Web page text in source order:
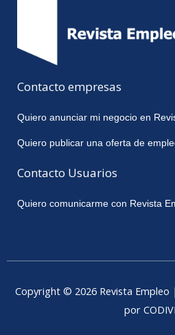
Contacto empresas
Quiero anunciar mi negocio en
Quiero publicar una oferta de
Contacto Usuarios
Quiero comunicarme con Revista
Copyright © 2026 Revista
por